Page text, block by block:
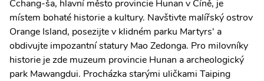
Čchang-ša, hlavní město provincie Hunan v Číně, je
místem bohaté historie a kultury. Navštivte malířský ostrov
Orange Island, posezijte v klidném parku Martyrs' a
obdivujte impozantní statury Mao Zedonga. Pro milovníky
historie je zde muzeum provincie Hunan a archeologický
park Mawangdui. Procházka starými uličkami Taiping